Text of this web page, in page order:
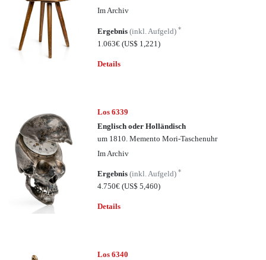
Im Archiv
Ergebnis(inkl. Aufgeld)*
1.063€(US$ 1,221)
Details
Los 6339
Englisch oder Holländisch
um 1810. Memento Mori-Taschenuhr
Im Archiv
Ergebnis(inkl. Aufgeld)*
4.750€(US$ 5,460)
Details
Los 6340